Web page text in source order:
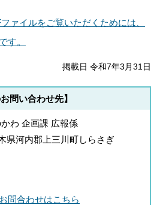
ァイルをご覧いただくためには、
す。
掲載日 令和7年3月31日
問い合わせ先】
わ 企画課 広報係
県河内郡上三川町しらさぎ
問合わせはこちら